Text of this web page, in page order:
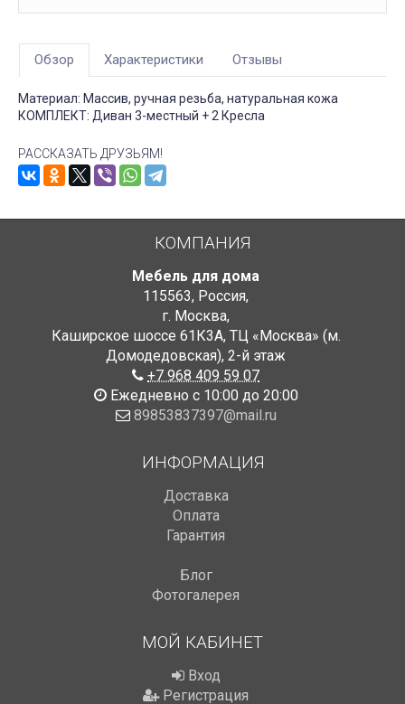
Обзор Характеристики Отзывы
Материал: Массив, ручная резьба, натуральная кожа
КОМПЛЕКТ: Диван 3-местный + 2 Кресла
РАССКАЗАТЬ ДРУЗЬЯМ!
КОМПАНИЯ
Мебель для дома
115563, Россия,
г. Москва,
Каширское шоссе 61К3А, ТЦ «Москва» (м.
Домодедовская), 2-й этаж
+7 968 409 59 07
Ежедневно с 10:00 до 20:00
89853837397@mail.ru
ИНФОРМАЦИЯ
Доставка
Оплата
Гарантия
Блог
Фотогалерея
МОЙ КАБИНЕТ
Вход
Регистрация